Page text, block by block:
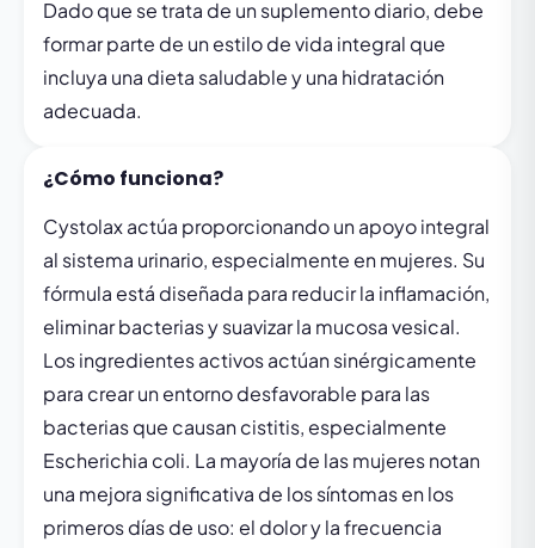
Dado que se trata de un suplemento diario, debe
formar parte de un estilo de vida integral que
incluya una dieta saludable y una hidratación
adecuada.
¿Cómo funciona?
Cystolax actúa proporcionando un apoyo integral
al sistema urinario, especialmente en mujeres. Su
fórmula está diseñada para reducir la inflamación,
eliminar bacterias y suavizar la mucosa vesical.
Los ingredientes activos actúan sinérgicamente
para crear un entorno desfavorable para las
bacterias que causan cistitis, especialmente
Escherichia coli. La mayoría de las mujeres notan
una mejora significativa de los síntomas en los
primeros días de uso: el dolor y la frecuencia